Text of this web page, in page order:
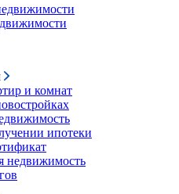
и комнат
ипотеки
недвижимость